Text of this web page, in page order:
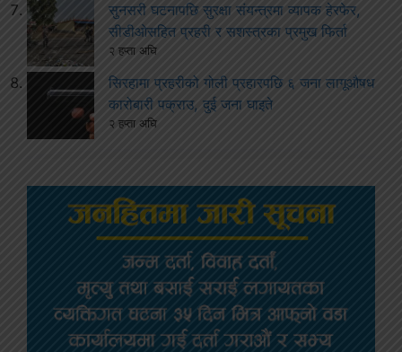
सुनसरी घटनापछि सुरक्षा संयन्त्रमा व्यापक हेरफेर,
सीडीओसहित प्रहरी र सशस्त्रका प्रमुख फिर्ता
२ हप्ता अघि
सिरहामा प्रहरीको गोली प्रहारपछि ६ जना लागूऔषध
कारोबारी पक्राउ, दुई जना घाइते
२ हप्ता अघि